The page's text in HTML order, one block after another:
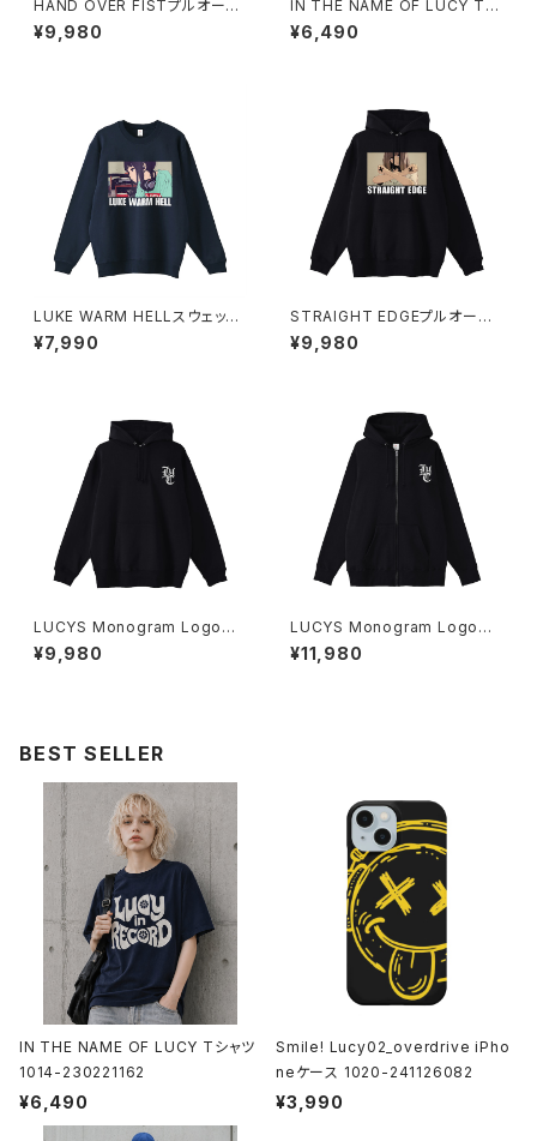
HAND OVER FISTプルオーバ
ーパーカー 1014-230221350
¥9,980
IN THE NAME OF LUCY Tシ
ャツ_Red Medicine 1014-23
0221313
¥6,490
LUKE WARM HELLスウェット
シャツ 1014-230221342
¥7,990
STRAIGHT EDGEプルオーバ
ーパーカー 1014-230221347
¥9,980
LUCYS Monogram Logoプ
ルオーバーパーカー 1014-230
221321
¥9,980
LUCYS Monogram Logoフ
ルジップパーカー 1014-23022
1323
¥11,980
BEST SELLER
IN THE NAME OF LUCY Tシャツ
1014-230221162
¥6,490
Smile! Lucy02_overdrive iPho
neケース 1020-241126082
¥3,990